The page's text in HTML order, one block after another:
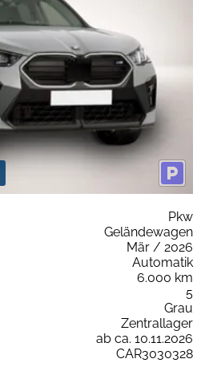
Pkw
Geländewagen
Mär / 2026
Automatik
6.000 km
5
Grau
Zentrallager
ab ca. 10.11.2026
CAR3030328